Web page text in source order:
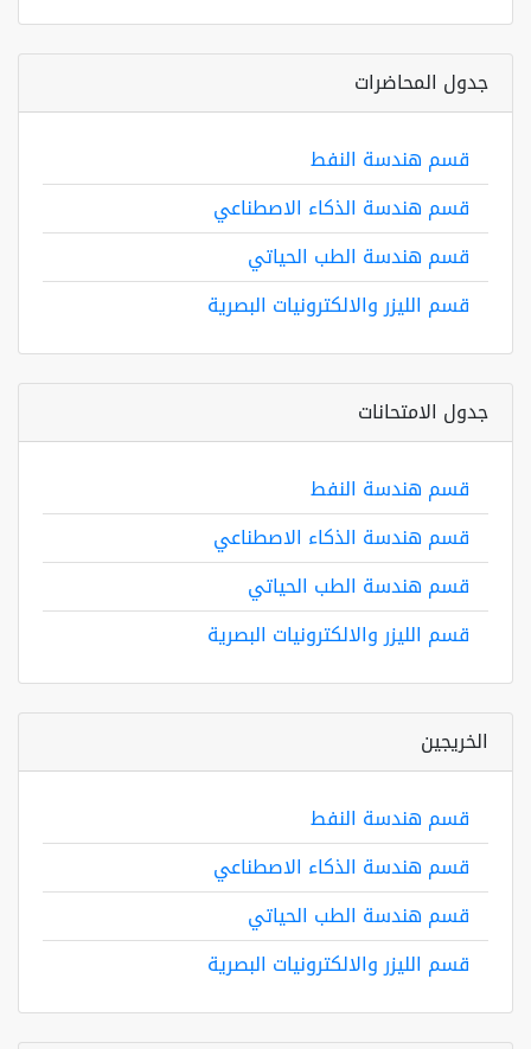
جدول المحاضرات
قسم هندسة النفط
قسم هندسة الذكاء الاصطناعي
قسم هندسة الطب الحياتي
قسم الليزر والالكترونيات البصرية
جدول الامتحانات
قسم هندسة النفط
قسم هندسة الذكاء الاصطناعي
قسم هندسة الطب الحياتي
قسم الليزر والالكترونيات البصرية
الخريجين
قسم هندسة النفط
قسم هندسة الذكاء الاصطناعي
قسم هندسة الطب الحياتي
قسم الليزر والالكترونيات البصرية